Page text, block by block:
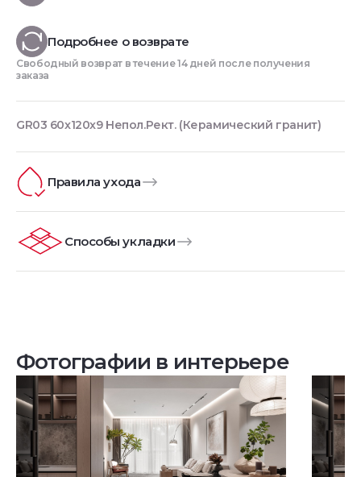
Подробнее о возврате
Свободный возврат в течение 14 дней после получения
заказа
GR03 60x120x9 Непол.Рект. (Керамический гранит)
Правила ухода
Способы укладки
Фотографии в интерьере